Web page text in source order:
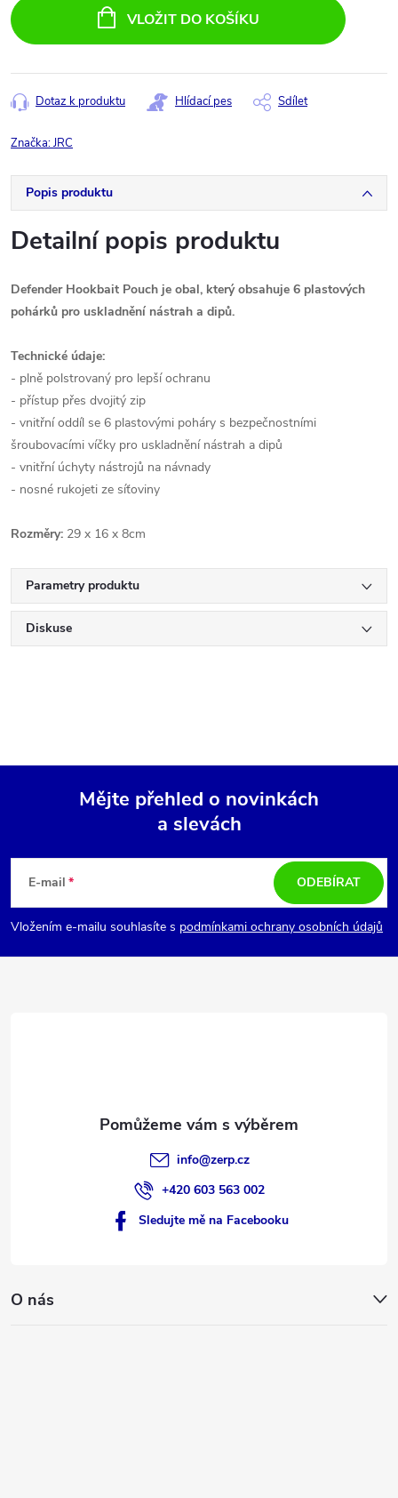
cena:
VLOŽIT DO KOŠÍKU
Dotaz k produktu Hlídací pes Sdílet
Značka:JRC
Popis produktu
Detailní popis produktu
Defender Hookbait Pouch je obal, který obsahuje 6 plastových
pohárků pro uskladnění nástrah a dipů.
Technické údaje:
- plně polstrovaný pro lepší ochranu
- přístup přes dvojitý zip
- vnitřní oddíl se 6 plastovými poháry s bezpečnostními
šroubovacími víčky pro uskladnění nástrah a dipů
- vnitřní úchyty nástrojů na návnady
- nosné rukojeti ze síťoviny
Rozměry: 29 x 16 x 8cm
Parametry produktu
Diskuse
p
a
Mějte přehled o novinkách
a slevách
E-mail
Vložením e-mailu souhlasíte s podmínkami ochrany osobních údajů
ODEBÍRAT
info@zerp.cz
+420 603 563 002
Sledujte mě na Facebooku
O nás